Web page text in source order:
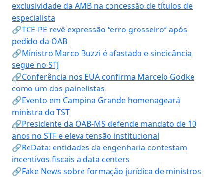
exclusividade da AMB na concessão de títulos de
especialista
🔗TCE-PE revê expressão “erro grosseiro” após
pedido da OAB
🔗Ministro Marco Buzzi é afastado e sindicância
segue no STJ
🔗Conferência nos EUA confirma Marcelo Godke
como um dos painelistas
🔗Evento em Campina Grande homenageará
ministra do TST
🔗Presidente da OAB-MS defende mandato de 10
anos no STF e eleva tensão institucional
🔗ReData: entidades da engenharia contestam
incentivos fiscais a data centers
🔗Fake News sobre formação jurídica de ministros